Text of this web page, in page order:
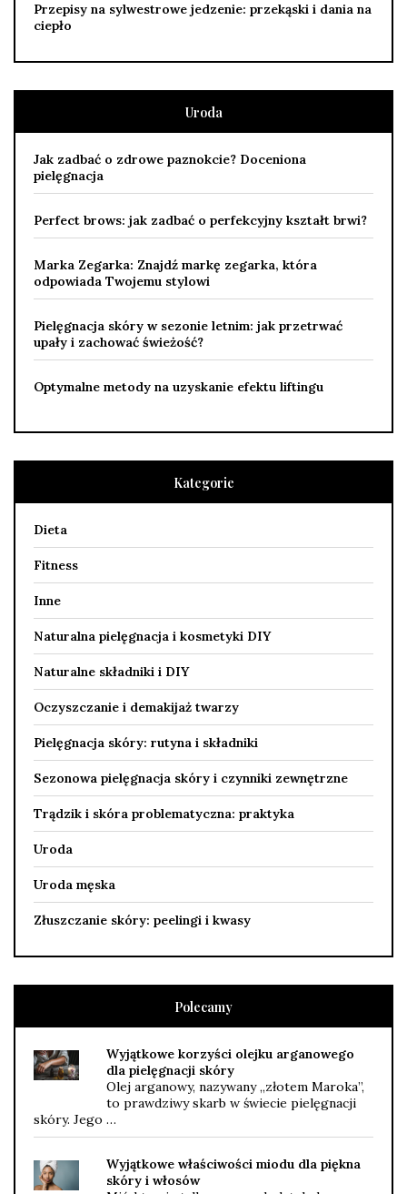
Przepisy na sylwestrowe jedzenie: przekąski i dania na
ciepło
Uroda
Jak zadbać o zdrowe paznokcie? Doceniona
pielęgnacja
Perfect brows: jak zadbać o perfekcyjny kształt brwi?
Marka Zegarka: Znajdź markę zegarka, która
odpowiada Twojemu stylowi
Pielęgnacja skóry w sezonie letnim: jak przetrwać
upały i zachować świeżość?
Optymalne metody na uzyskanie efektu liftingu
Kategorie
Dieta
Fitness
Inne
Naturalna pielęgnacja i kosmetyki DIY
Naturalne składniki i DIY
Oczyszczanie i demakijaż twarzy
Pielęgnacja skóry: rutyna i składniki
Sezonowa pielęgnacja skóry i czynniki zewnętrzne
Trądzik i skóra problematyczna: praktyka
Uroda
Uroda męska
Złuszczanie skóry: peelingi i kwasy
Polecamy
Wyjątkowe korzyści olejku arganowego
dla pielęgnacji skóry
Olej arganowy, nazywany „złotem Maroka”,
to prawdziwy skarb w świecie pielęgnacji
skóry. Jego …
Wyjątkowe właściwości miodu dla piękna
skóry i włosów